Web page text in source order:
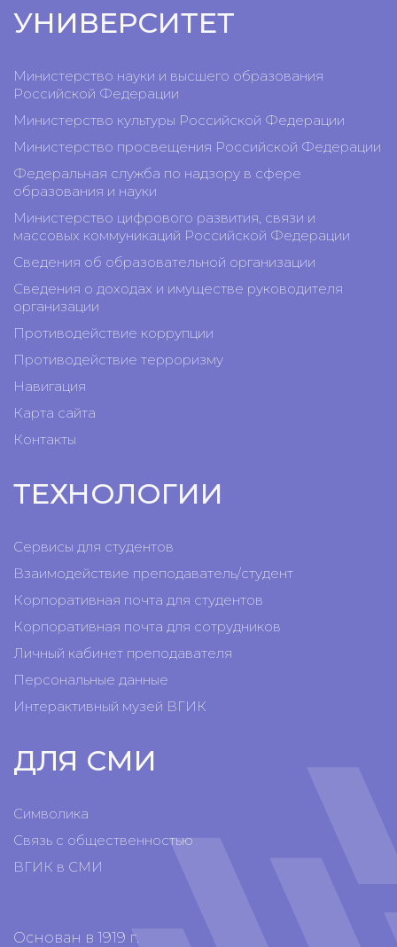
УНИВЕРСИТЕТ
Министерство науки и высшего образования
Российской Федерации
Министерство культуры Российской Федерации
Министерство просвещения Российской Федерации
Федеральная служба по надзору в сфере
образования и науки
Министерство цифрового развития, связи и
массовых коммуникаций Российской Федерации
Сведения об образовательной организации
Сведения о доходах и имуществе руководителя
организации
Противодействие коррупции
Противодействие терроризму
Навигация
Карта сайта
Контакты
ТЕХНОЛОГИИ
Сервисы для студентов
Взаимодействие преподаватель/студент
Корпоративная почта для студентов
Корпоративная почта для сотрудников
Личный кабинет преподавателя
Персональные данные
Интерактивный музей ВГИК
ДЛЯ СМИ
Символика
Связь с общественностью
ВГИК в СМИ
Основан в 1919 г.